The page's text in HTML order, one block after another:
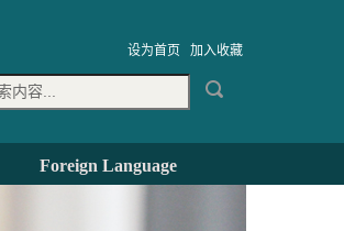
设为首页 加入收藏
Foreign Language